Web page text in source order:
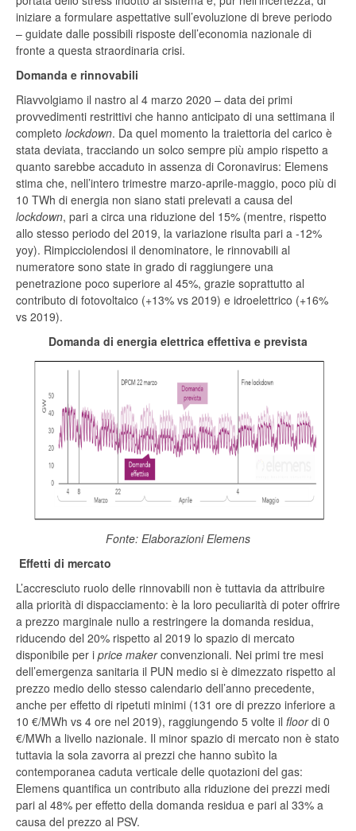
iniziare a formulare aspettative sull’evoluzione di breve periodo
– guidate dalle possibili risposte dell’economia nazionale di
fronte a questa straordinaria crisi.
Domanda e rinnovabili
Riavvolgiamo il nastro al 4 marzo 2020 – data dei primi
provvedimenti restrittivi che hanno anticipato di una settimana il
completo lockdown. Da quel momento la traiettoria del carico è
stata deviata, tracciando un solco sempre più ampio rispetto a
quanto sarebbe accaduto in assenza di Coronavirus: Elemens
stima che, nell’intero trimestre marzo-aprile-maggio, poco più di
10 TWh di energia non siano stati prelevati a causa del
lockdown, pari a circa una riduzione del 15% (mentre, rispetto
allo stesso periodo del 2019, la variazione risulta pari a -12%
yoy). Rimpicciolendosi il denominatore, le rinnovabili al
numeratore sono state in grado di raggiungere una
penetrazione poco superiore al 45%, grazie soprattutto al
contributo di fotovoltaico (+13% vs 2019) e idroelettrico (+16%
vs 2019).
Domanda di energia elettrica effettiva e prevista
Fonte: Elaborazioni Elemens
Effetti di mercato
L’accresciuto ruolo delle rinnovabili non è tuttavia da attribuire
alla priorità di dispacciamento: è la loro peculiarità di poter offrire
a prezzo marginale nullo a restringere la domanda residua,
riducendo del 20% rispetto al 2019 lo spazio di mercato
disponibile per i price makerconvenzionali. Nei primi tre mesi
dell’emergenza sanitaria il PUN medio si è dimezzato rispetto al
prezzo medio dello stesso calendario dell’anno precedente,
anche per effetto di ripetuti minimi (131 ore di prezzo inferiore a
10 €/MWh vs 4 ore nel 2019), raggiungendo 5 volte il floordi 0
€/MWh a livello nazionale. Il minor spazio di mercato non è stato
tuttavia la sola zavorra ai prezzi che hanno subìto la
contemporanea caduta verticale delle quotazioni del gas:
Elemens quantifica un contributo alla riduzione dei prezzi medi
pari al 48% per effetto della domanda residua e pari al 33% a
causa del prezzo al PSV.